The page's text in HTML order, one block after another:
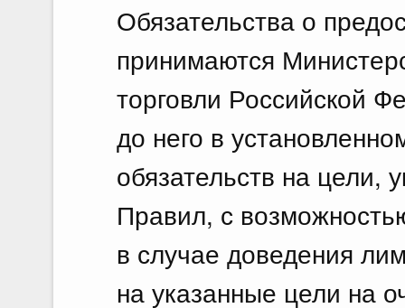
Обязательства о
принимаются
торговли Российской
до него в
обязательств на цели,
Правил, с
в случае доведения
на указанные цели на